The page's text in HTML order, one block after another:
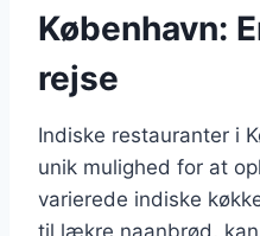
København:
rejse
Indiske restauranter i
unik mulighed for at
varierede indiske
til lækre naanbrød,